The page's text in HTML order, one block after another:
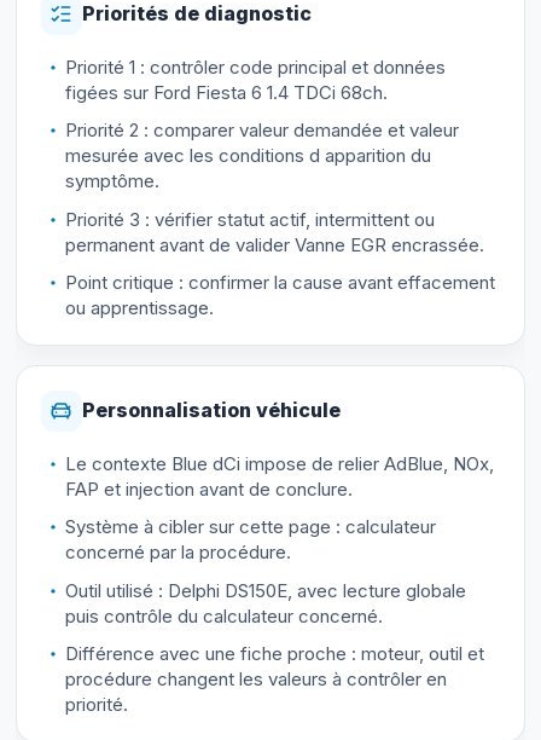
Priorités de diagnostic
Priorité 1 : contrôler code principal et données
figées sur Ford Fiesta 6 1.4 TDCi 68ch.
Priorité 2 : comparer valeur demandée et valeur
mesurée avec les conditions d apparition du
symptôme.
Priorité 3 : vérifier statut actif, intermittent ou
permanent avant de valider Vanne EGR encrassée.
Point critique : confirmer la cause avant effacement
ou apprentissage.
Personnalisation véhicule
Le contexte Blue dCi impose de relier AdBlue, NOx,
FAP et injection avant de conclure.
Système à cibler sur cette page : calculateur
concerné par la procédure.
Outil utilisé : Delphi DS150E, avec lecture globale
puis contrôle du calculateur concerné.
Différence avec une fiche proche : moteur, outil et
procédure changent les valeurs à contrôler en
priorité.